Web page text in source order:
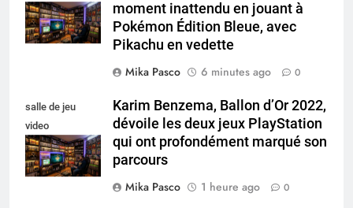
collectionneur
moment inattendu en jouant à
Pokémon Édition Bleue, avec
Pikachu en vedette
Mika Pasco
6 minutes ago 0
salle de jeu
video
collectionneur
Karim Benzema, Ballon d’Or 2022,
dévoile les deux jeux PlayStation
qui ont profondément marqué son
parcours
Mika Pasco
1 heure ago 0